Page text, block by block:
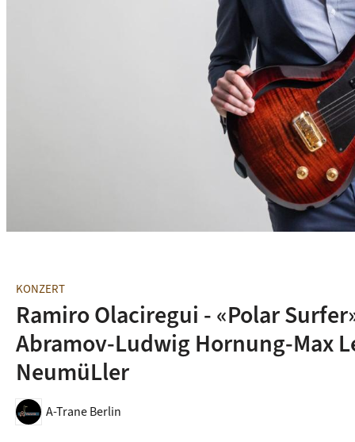
KONZERT
Ramiro Olaciregui - «Polar
Abramov-Ludwig Hornung-Max
NeumüLler
A-Trane Berlin